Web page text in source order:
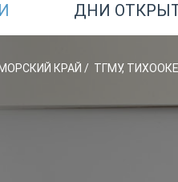
ДНИ
КРАЙ / ТГМУ,